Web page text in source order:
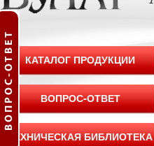
КАТАЛОГ ПРОДУКЦИИ
ВОПРОС-ОТВЕТ
ТЕХНИЧЕСКАЯ БИБЛИОТЕКА